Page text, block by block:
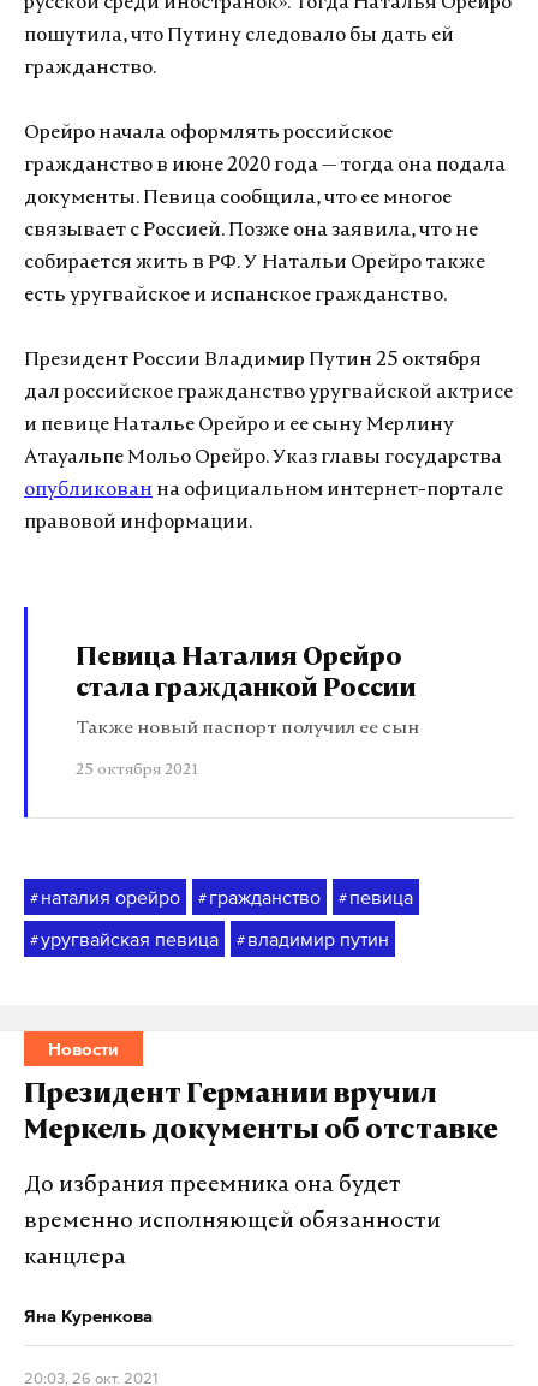
пошутила, что Путину следовало бы дать ей
гражданство.
Орейро начала оформлять российское
гражданство в июне 2020 года — тогда она подала
документы. Певица сообщила, что ее многое
связывает с Россией. Позже она заявила, что не
собирается жить в РФ. У Натальи Орейро также
есть уругвайское и испанское гражданство.
Президент России Владимир Путин 25 октября
дал российское гражданство уругвайской актрисе
и певице Наталье Орейро и ее сыну Мерлину
Атауальпе Мольо Орейро. Указ главы государства
опубликован на официальном интернет-портале
правовой информации.
Певица Наталия Орейро
стала гражданкой России
Также новый паспорт получил ее сын
25 октября 2021
# наталия орейро # гражданство # певица
#уругвайская певица # владимир путин
Новости
Президент Германии вручил
Меркель документы об отставке
До избрания преемника она будет
временно исполняющей обязанности
канцлера
Яна Куренкова
20:03, 26 окт. 2021